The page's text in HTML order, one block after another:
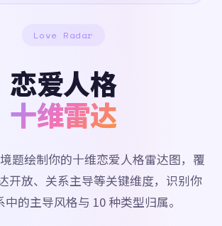
Love Radar
恋爱人格
十维雷达
题绘制你的十维恋爱人格雷达图，覆
开放、关系主导等关键维度，识别你
的主导风格与 10 种类型归属。